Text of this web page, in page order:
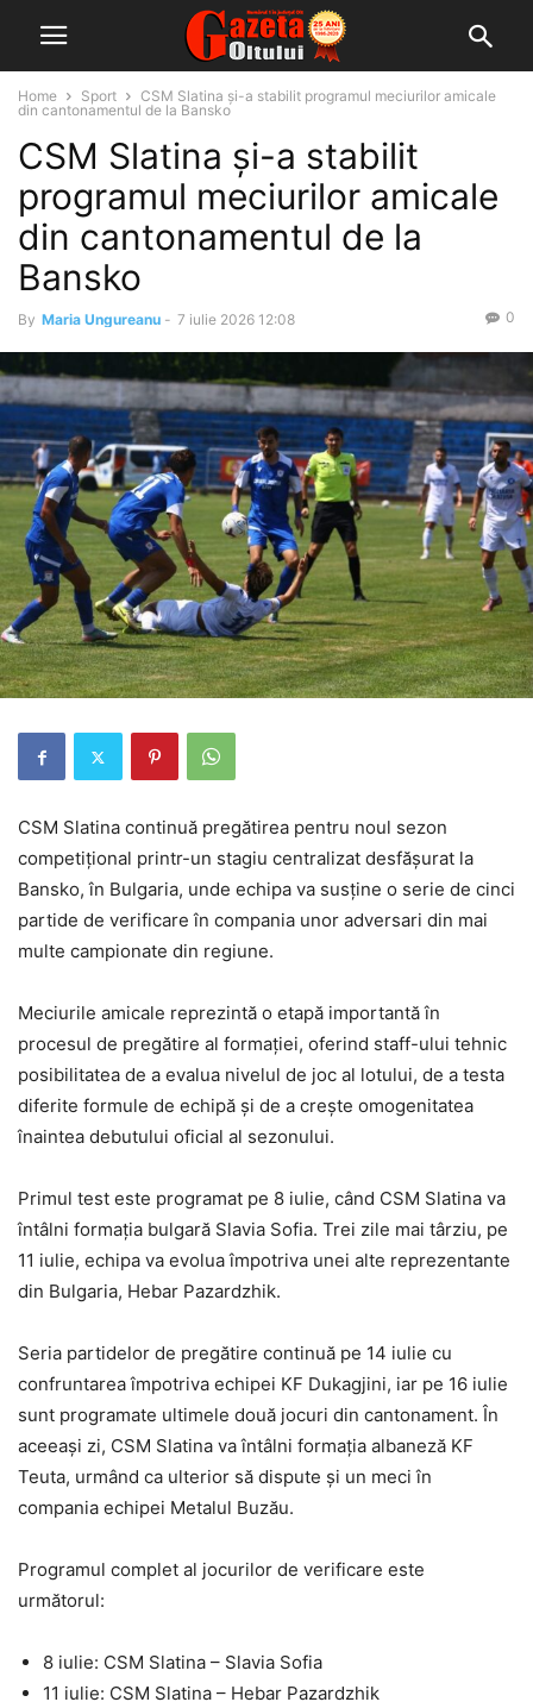
Home Sport
CSM Slatina și-a stabilit programul meciurilor amicale
din cantonamentul de la Bansko
CSM Slatina și-a stabilit
programul meciurilor amicale
din cantonamentul de la
Bansko
By Maria Ungureanu - 7 iulie 2026 12:08 0
CSM Slatina continuă pregătirea pentru noul sezon
competițional printr-un stagiu centralizat desfășurat la
Bansko, în Bulgaria, unde echipa va susține o serie de cinci
partide de verificare în compania unor adversari din mai
multe campionate din regiune.
Meciurile amicale reprezintă o etapă importantă în
procesul de pregătire al formației, oferind staff-ului tehnic
posibilitatea de a evalua nivelul de joc al lotului, de a testa
diferite formule de echipă și de a crește omogenitatea
înaintea debutului oficial al sezonului.
Primul test este programat pe 8 iulie, când CSM Slatina va
întâlni formația bulgară Slavia Sofia. Trei zile mai târziu, pe
11 iulie, echipa va evolua împotriva unei alte reprezentante
din Bulgaria, Hebar Pazardzhik.
Seria partidelor de pregătire continuă pe 14 iulie cu
confruntarea împotriva echipei KF Dukagjini, iar pe 16 iulie
sunt programate ultimele două jocuri din cantonament. În
aceeași zi, CSM Slatina va întâlni formația albaneză KF
Teuta, urmând ca ulterior să dispute și un meci în
compania echipei Metalul Buzău.
Programul complet al jocurilor de verificare este
următorul:
8 iulie: CSM Slatina – Slavia Sofia
11 iulie: CSM Slatina – Hebar Pazardzhik